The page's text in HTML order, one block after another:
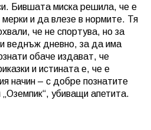
Бившата миска решила, че е
и да влезе в нормите. Тя
че не спортува, но за
веднъж дневно, за да има
обаче издават, че
и истината е, че е
начин – с добре познатите
убиващи апетита.